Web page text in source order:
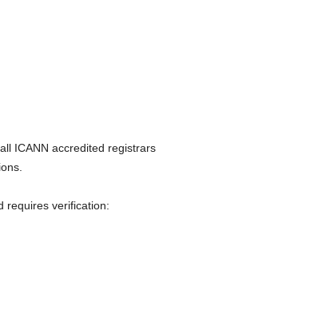
ICANN accredited registrars
requires verification: